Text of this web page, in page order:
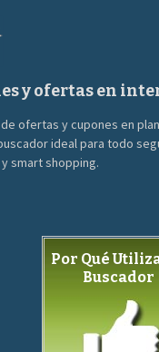
y ofertas en
ofertas y cupones en
ideal para todo
smart shopping.
Por Qué
Buscador